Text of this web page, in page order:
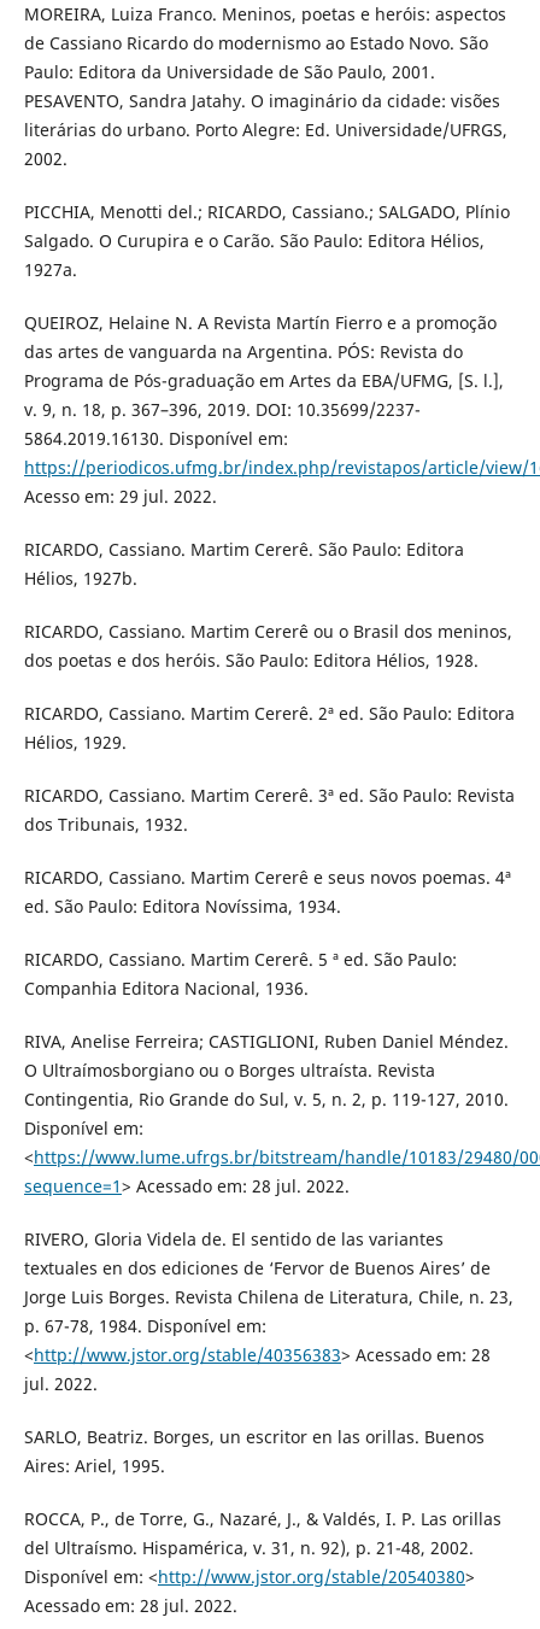
MOREIRA, Luiza Franco. Meninos, poetas e heróis: aspectos
de Cassiano Ricardo do modernismo ao Estado Novo. São
Paulo: Editora da Universidade de São Paulo, 2001.
PESAVENTO, Sandra Jatahy. O imaginário da cidade: visões
literárias do urbano. Porto Alegre: Ed. Universidade/UFRGS,
2002.
PICCHIA, Menotti del.; RICARDO, Cassiano.; SALGADO, Plínio
Salgado. O Curupira e o Carão. São Paulo: Editora Hélios,
1927a.
QUEIROZ, Helaine N. A Revista Martín Fierro e a promoção
das artes de vanguarda na Argentina. PÓS: Revista do
Programa de Pós-graduação em Artes da EBA/UFMG, [S. l.],
v. 9, n. 18, p. 367–396, 2019. DOI: 10.35699/2237-
5864.2019.16130. Disponível em:
https://periodicos.ufmg.br/index.php/revistapos/article/view/
Acesso em: 29 jul. 2022.
RICARDO, Cassiano. Martim Cererê. São Paulo: Editora
Hélios, 1927b.
RICARDO, Cassiano. Martim Cererê ou o Brasil dos meninos,
dos poetas e dos heróis. São Paulo: Editora Hélios, 1928.
RICARDO, Cassiano. Martim Cererê. 2ª ed. São Paulo: Editora
Hélios, 1929.
RICARDO, Cassiano. Martim Cererê. 3ª ed. São Paulo: Revista
dos Tribunais, 1932.
RICARDO, Cassiano. Martim Cererê e seus novos poemas. 4ª
ed. São Paulo: Editora Novíssima, 1934.
RICARDO, Cassiano. Martim Cererê. 5 ª ed. São Paulo:
Companhia Editora Nacional, 1936.
RIVA, Anelise Ferreira; CASTIGLIONI, Ruben Daniel Méndez.
O Ultraímosborgiano ou o Borges ultraísta. Revista
Contingentia, Rio Grande do Sul, v. 5, n. 2, p. 119-127, 2010.
Disponível em:
<https://www.lume.ufrgs.br/bitstream/handle/10183/29480/
sequence=1> Acessado em: 28 jul. 2022.
RIVERO, Gloria Videla de. El sentido de las variantes
textuales en dos ediciones de ‘Fervor de Buenos Aires’ de
Jorge Luis Borges. Revista Chilena de Literatura, Chile, n. 23,
p. 67-78, 1984. Disponível em:
<http://www.jstor.org/stable/40356383> Acessado em: 28
jul. 2022.
SARLO, Beatriz. Borges, un escritor en las orillas. Buenos
Aires: Ariel, 1995.
ROCCA, P., de Torre, G., Nazaré, J., & Valdés, I. P. Las orillas
del Ultraísmo. Hispamérica, v. 31, n. 92), p. 21-48, 2002.
Disponível em: <http://www.jstor.org/stable/20540380>
Acessado em: 28 jul. 2022.